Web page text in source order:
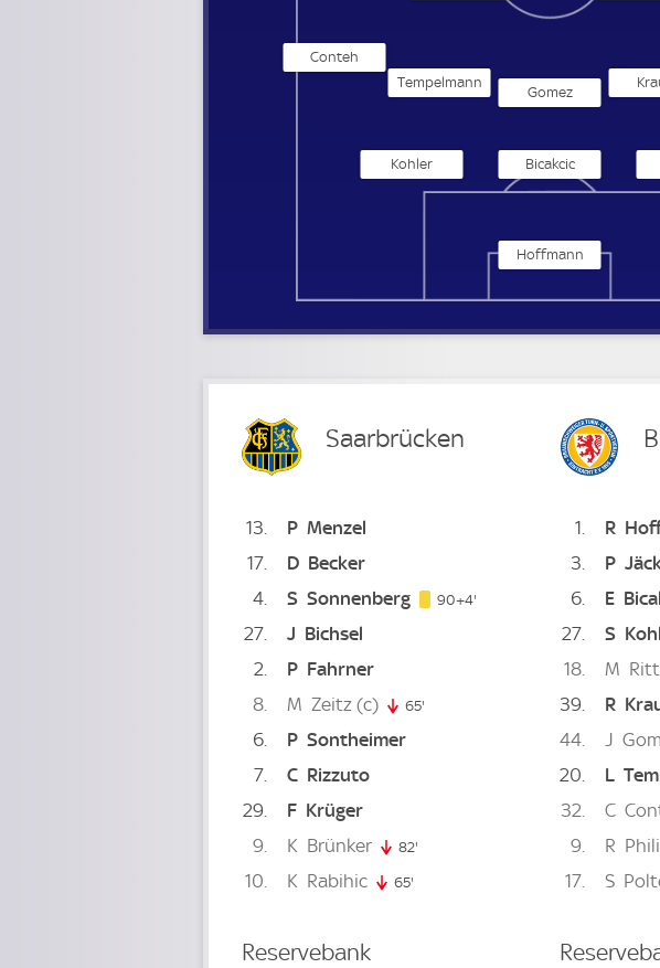
Eintracht
Hoffmann
Bicakcic
Kohler
Gomez
Tempelmann
Conteh
Saarbrücken
13 P Menzel
17
D Becker
4
S Sonnenberg 90+4'
27 J Bichsel
2
P Fahrner
8
M Zeitz(c) 65'
6 P Sontheimer
7
C Rizzuto
29
F Krüger
9
K Brünker 82'
10 K Rabihic 65'
Reservebank
1 R
3
P
6
E
27
S
18
M
39 R
44
J
20 L
32 C
9 R
17 S